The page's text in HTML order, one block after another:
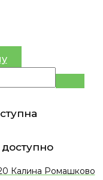
доступно
Калина Ромашково